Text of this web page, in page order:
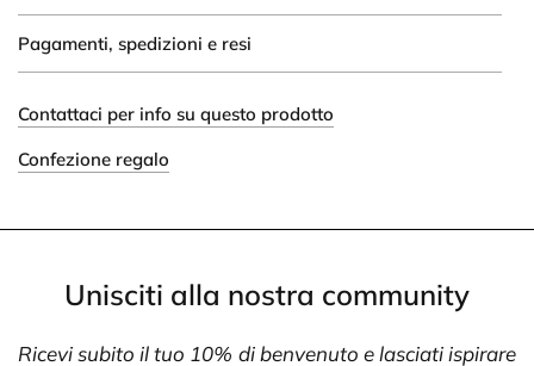
Pagamenti, spedizioni e resi
Contattaci per info su questo prodotto
Confezione regalo
Unisciti alla nostra community
Ricevi subito il tuo 10% di benvenuto e lasciati ispirare